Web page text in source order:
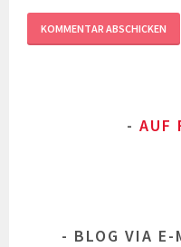
AUF
BLOG VIA E-